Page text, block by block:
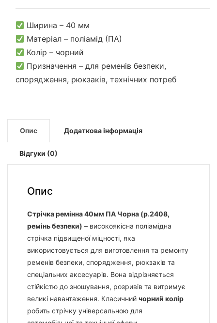
Ширина – 40 мм
Матеріал – поліамід (ПА)
Колір – чорний
Призначення – для ременів безпеки,
спорядження, рюкзаків, технічних потреб
Опис Додаткова інформація
Відгуки (0)
Опис
Стрічка ремінна 40мм ПА Чорна (р.2408,
ремінь безпеки) – високоякісна поліамідна
стрічка підвищеної міцності, яка
використовується для виготовлення та ремонту
ременів безпеки, спорядження, рюкзаків та
спеціальних аксесуарів. Вона відрізняється
стійкістю до зношування, розривів та витримує
великі навантаження. Класичний чорний колір
робить стрічку універсальною для